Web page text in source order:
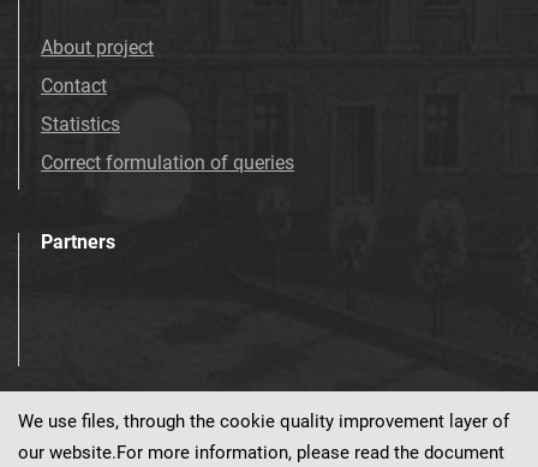
About project
Contact
Statistics
Correct formulation of queries
Partners
Visit us!
We use files, through the cookie quality improvement layer of
our website.For more information, please read the document